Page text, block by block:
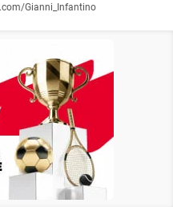
Gianni_Infantino